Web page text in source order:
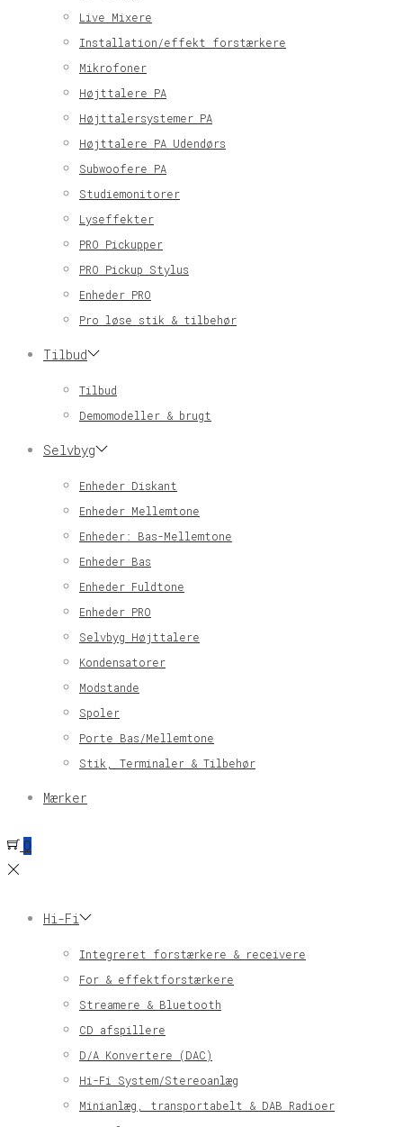
Live Mixere
Installation/effekt forstærkere
Mikrofoner
Højttalere PA
Højttalersystemer PA
Højttalere PA Udendørs
Subwoofere PA
Studiemonitorer
Lyseffekter
PRO Pickupper
PRO Pickup Stylus
Enheder PRO
Pro løse stik & tilbehør
Tilbud
Tilbud
Demomodeller & brugt
Selvbyg
Enheder Diskant
Enheder Mellemtone
Enheder: Bas-Mellemtone
Enheder Bas
Enheder Fuldtone
Enheder PRO
Selvbyg Højttalere
Kondensatorer
Modstande
Spoler
Porte Bas/Mellemtone
Stik, Terminaler & Tilbehør
Mærker
0
Hi-Fi
Integreret forstærkere & receivere
For & effektforstærkere
Streamere & Bluetooth
CD afspillere
D/A Konvertere (DAC)
Hi-Fi System/Stereoanlæg
Minianlæg, transportabelt & DAB Radioer